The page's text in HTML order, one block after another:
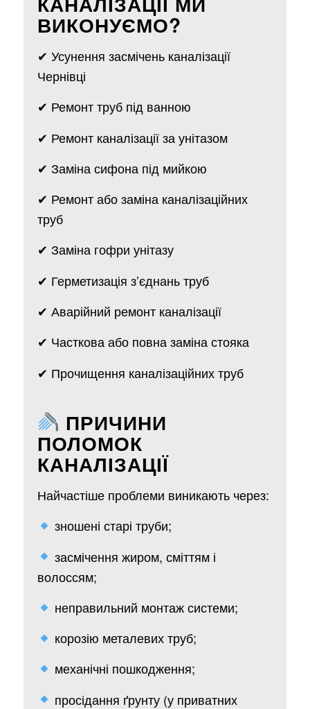
ВИКОНУЄМО?
✔ Усунення засмічень каналізації
Чернівці
✔ Ремонт труб під ванною
✔ Ремонт каналізації за унітазом
✔ Заміна сифона під мийкою
✔ Ремонт або заміна каналізаційних
труб
✔ Заміна гофри унітазу
✔ Герметизація з’єднань труб
✔ Аварійний ремонт каналізації
✔ Часткова або повна заміна стояка
✔ Прочищення каналізаційних труб
ПРИЧИНИ
ПОЛОМОК
КАНАЛІЗАЦІЇ
Найчастіше проблеми виникають через:
зношені старі труби;
засмічення жиром, сміттям і
волоссям;
неправильний монтаж системи;
корозію металевих труб;
механічні пошкодження;
просідання ґрунту (у приватних